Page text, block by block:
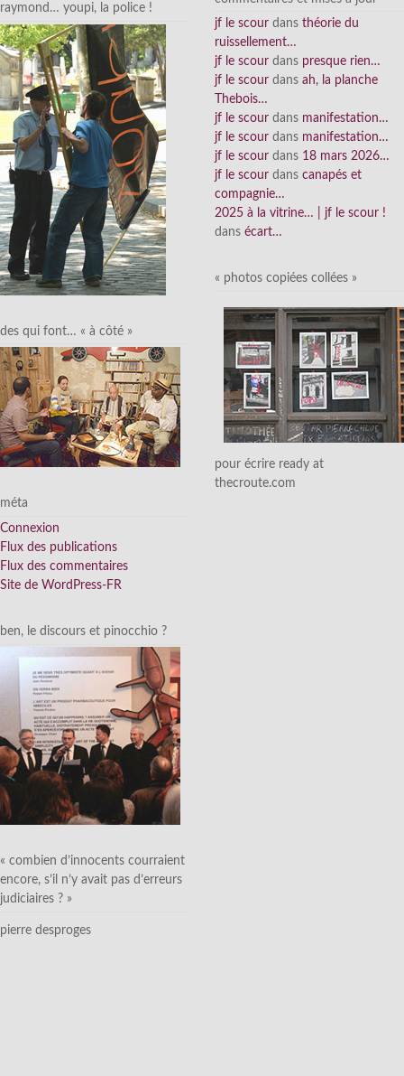
raymond… youpi, la police !
des qui font… « à côté »
méta
Connexion
Flux des publications
Flux des commentaires
Site de WordPress-FR
ben, le discours et pinocchio ?
« combien d’innocents courraient
encore, s’il n’y avait pas d’erreurs
judiciaires ? »
pierre desproges
jf le scour dans théorie du
ruissellement…
jf le scour dans presque rien…
jf le scour dans ah, la planche
Thebois…
jf le scour dans manifestation…
jf le scour dans manifestation…
jf le scour dans 18 mars 2026…
jf le scour dans canapés et
compagnie…
2025 à la vitrine… | jf le scour !
dans écart…
« photos copiées collées »
pour écrire ready at
thecroute.com